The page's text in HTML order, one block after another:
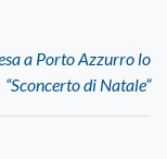
a Porto Azzurro lo
“Sconcerto di Natale”